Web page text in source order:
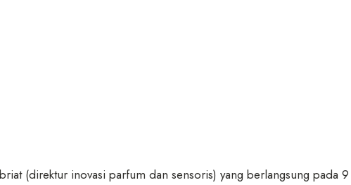
(direktur inovasi parfum dan sensoris) yang berlangsung pada 9